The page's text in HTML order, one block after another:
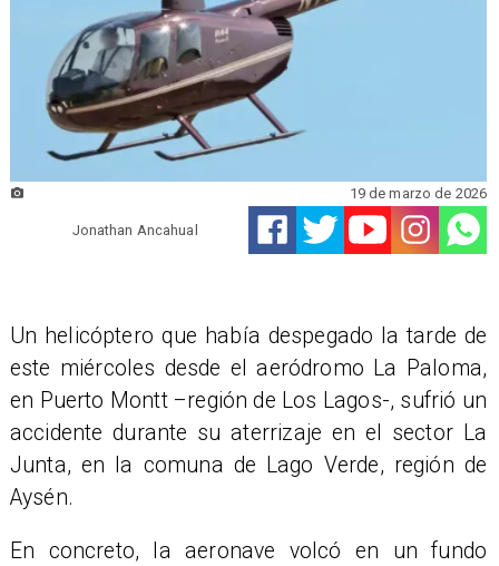
Jonathan Ancahual
19 de marzo de 2026
Un helicóptero que había despegado la tarde de
este miércoles desde el aeródromo La Paloma,
en Puerto Montt –región de Los Lagos-, sufrió un
accidente durante su aterrizaje en el sector La
Junta, en la comuna de Lago Verde, región de
Aysén.
En concreto, la aeronave volcó en un fundo